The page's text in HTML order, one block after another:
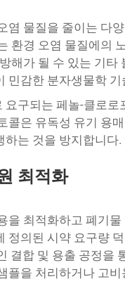
염 물질을 줄이는 다
환경 오염 물질에의
해가 될 수 있는 기
민감한 분자생물학
구되는 페놀-클로
콜은 유독성 유기 용
하는 것을 방지합니다.
최적화
을 최적화하고 폐기
정의된 시약 요구량
결합 및 용출 공정을
플을 처리하거나 고